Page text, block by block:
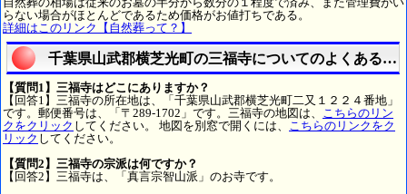
らない場合がほとんどであるため価格がお値打ちである。
詳細はこのリンク【自然葬って？】
千葉県山武郡横芝光町の三福寺についてのよくある質
【質問1】三福寺はどこにありますか？
【回答1】三福寺の所在地は、「千葉県山武郡横芝光町二又１２２４番地」
です。郵便番号は、「〒289-1702」です。三福寺の地図は、 こちらのリン
クをクリック してください。 地図を別窓で開くには、 こちらのリンクをク
リック してください。
【質問2】三福寺の宗派は何ですか？
【回答2】三福寺は、「真言宗智山派」のお寺です。